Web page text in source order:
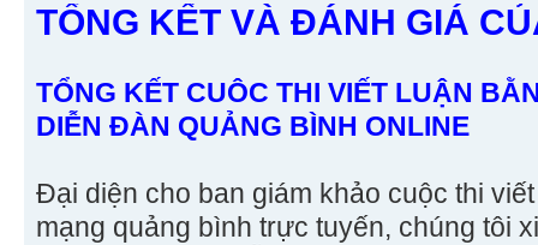
TỔNG KẾT VÀ ĐÁNH GIÁ
TỔNG KẾT CUÔC THI VIẾT LUẬN
DIỄN ĐÀN QUẢNG BÌNH ONLINE
Đại diện cho ban giám khảo cuộc thi
mạng quảng bình trực tuyến, chúng tôi